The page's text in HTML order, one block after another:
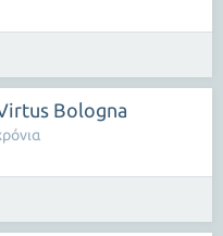
Bologna